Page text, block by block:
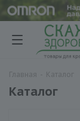
Каталог